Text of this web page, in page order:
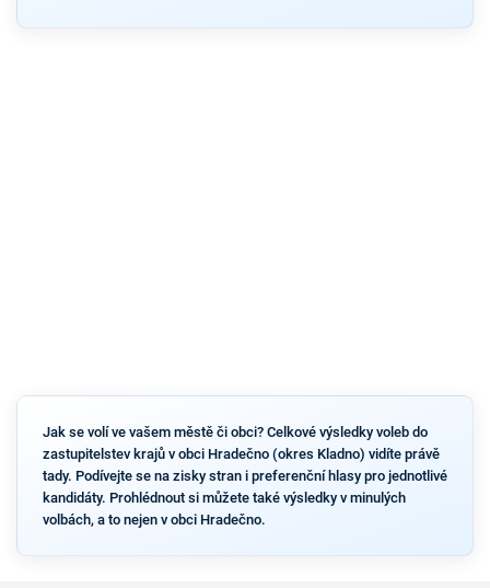
Jak se volí ve vašem městě či obci? Celkové výsledky voleb do
zastupitelstev krajů v obci Hradečno (okres Kladno) vidíte právě
tady. Podívejte se na zisky stran i preferenční hlasy pro jednotlivé
kandidáty. Prohlédnout si můžete také výsledky v minulých
volbách, a to nejen v obci Hradečno.